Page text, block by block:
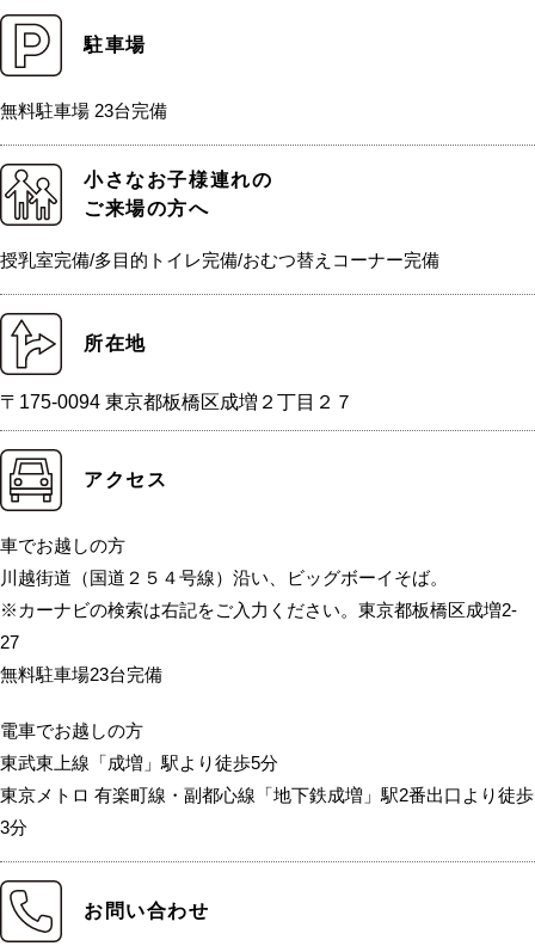
駐車場
無料駐車場 23台完備
小さなお子様連れの
ご来場の方へ
授乳室完備/多目的トイレ完備/おむつ替えコーナー完備
所在地
〒175-0094 東京都板橋区成増２丁目２７
アクセス
車でお越しの方
川越街道（国道２５４号線）沿い、ビッグボーイそば。
※カーナビの検索は右記をご入力ください。東京都板橋区成増2-
27
無料駐車場23台完備
電車でお越しの方
東武東上線「成増」駅より徒歩5分
東京メトロ 有楽町線・副都心線「地下鉄成増」駅2番出口より徒歩
3分
お問い合わせ